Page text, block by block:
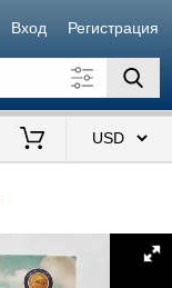
Вход Регистрация